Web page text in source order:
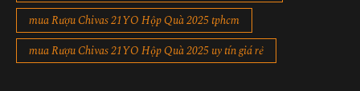
mua Rượu Chivas 21YO Hộp Quà 2025 tphcm
mua Rượu Chivas 21YO Hộp Quà 2025 uy tín giá rẻ